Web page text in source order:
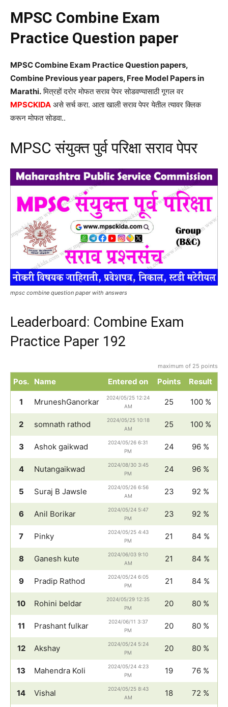
MPSC Combine Exam
Practice Question paper
MPSC Combine Exam Practice Question papers,
Combine Previous year papers, Free Model Papers in
Marathi.मित्रहों दरोर मोफत सराव पेपर सोडवण्यासाठी गूगल वर
MPSCKIDA असे सर्च करा. आता खाली सराव पेपर येतील त्यावर क्लिक
करून मोफत सोडवा..
MPSC संयुक्त पुर्व परिक्षा सराव पेपर
mpsc combine question paper with answers
Leaderboard: Combine Exam
Practice Paper 192
maximum of 25 points
Pos. Name Entered on Points Result
1 MruneshGanorkar
2024/05/25 12:24
AM
25 100 %
2 somnath rathod
2024/05/25 10:18
AM
25 100 %
3 Ashok gaikwad
2024/05/26 6:31
PM
24 96 %
4 Nutangaikwad
2024/08/30 3:45
PM
24 96 %
5 Suraj B Jawsle
2024/05/26 6:56
AM
23 92 %
6 Anil Borikar
2024/05/24 5:47
PM
23 92 %
7 Pinky
2024/05/25 4:43
PM
21 84 %
8 Ganesh kute
2024/06/03 9:10
AM
21 84 %
9 Pradip Rathod
2024/05/24 6:05
PM
21 84 %
10 Rohini beldar
2024/05/29 12:35
PM
20 80 %
11 Prashant fulkar
2024/06/11 3:37
PM
20 80 %
12 Akshay
2024/05/24 5:24
PM
20 80 %
13 Mahendra Koli
2024/05/24 4:23
PM
19 76 %
14 Vishal
2024/05/25 8:43
AM
18 72 %